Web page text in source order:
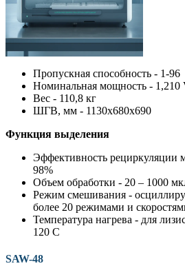
Пропускная способность - 1-96
Номинальная мощность - 1,210
Вес - 110,8 кг
ШГВ, мм - 1130х680х690
Функция выделения
Эффективность рециркуляции
98%
Объем обработки - 20 – 1000
Режим смешивания -
более 20 режимами и
Температура нагрева - для
120 С
SAW-48